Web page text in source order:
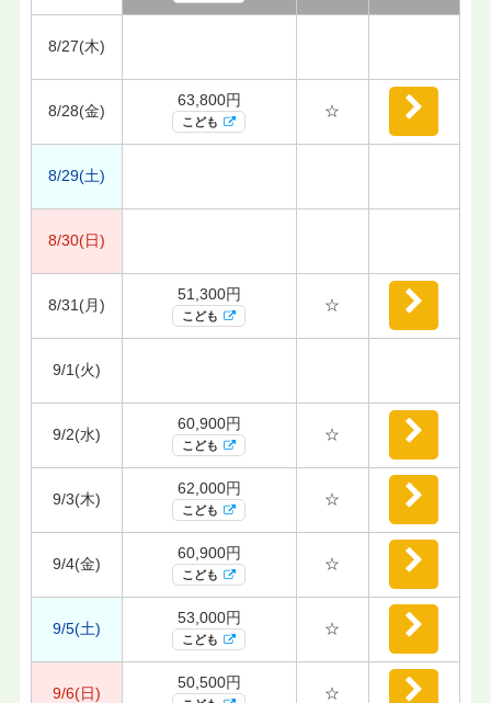
8/27(木)
8/28(金)
63,800円
こども
☆
8/29(土)
8/30(日)
8/31(月)
51,300円
こども
☆
9/1(火)
9/2(水)
60,900円
こども
☆
9/3(木)
62,000円
こども
☆
9/4(金)
60,900円
こども
☆
9/5(土)
53,000円
こども
☆
9/6(日)
50,500円
☆